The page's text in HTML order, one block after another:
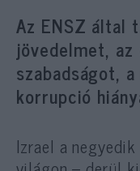
Az ENSZ által
jövedelmet,
szabadságot,
korrupció
Izrael a